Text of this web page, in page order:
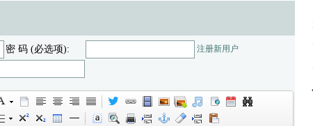
密 码 (必选项): 注册新用户